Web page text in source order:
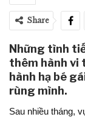
Share
Những tình
thêm hành vi
hành hạ bé
rùng mình.
Sau nhiều tháng,